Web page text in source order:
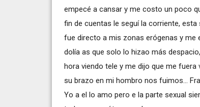
empecé a cansar y me costo un poco
fin de cuentas le seguí la corriente,
fue directo a mis zonas erógenas y me
dolía as que solo lo hizao más
hora viendo tele y me dijo que me
su brazo en mi hombro nos fuimos...
Yo a el lo amo pero e la parte sexual